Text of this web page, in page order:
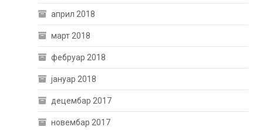
април 2018
март 2018
фебруар 2018
јануар 2018
децембар 2017
новембар 2017